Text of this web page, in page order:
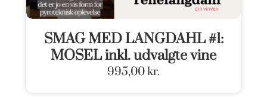
SMAG MED LANGDAHL #1:
MOSEL inkl. udvalgte vine
995,00kr.